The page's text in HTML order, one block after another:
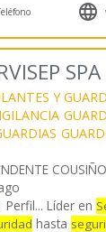

SPA
Y
Perfil... Líder en
hasta